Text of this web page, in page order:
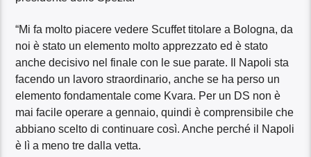
“Mi fa molto piacere vedere Scuffet titolare a Bologna, da
noi è stato un elemento molto apprezzato ed è stato
anche decisivo nel finale con le sue parate. Il Napoli sta
facendo un lavoro straordinario, anche se ha perso un
elemento fondamentale come Kvara. Per un DS non è
mai facile operare a gennaio, quindi è comprensibile che
abbiano scelto di continuare così. Anche perché il Napoli
è lì a meno tre dalla vetta.